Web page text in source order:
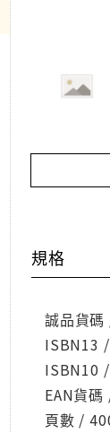
規格
誠品貨
ISBN13
ISBN10
EAN貨
頁數 /